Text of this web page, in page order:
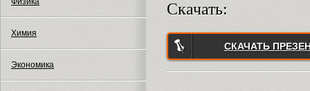
Химия
Экономика
Скачать:
СКАЧАТЬ